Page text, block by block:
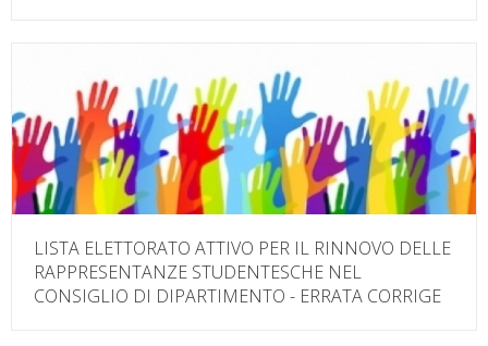
LISTA ELETTORATO ATTIVO PER IL RINNOVO DELLE
RAPPRESENTANZE STUDENTESCHE NEL
CONSIGLIO DI DIPARTIMENTO - ERRATA CORRIGE